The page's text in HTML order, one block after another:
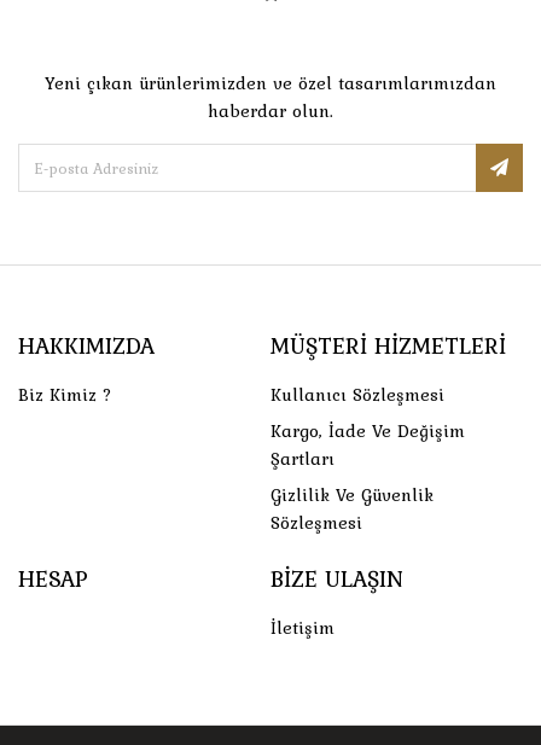
Yeni çıkan ürünlerimizden ve özel tasarımlarımızdan
haberdar olun.
HAKKIMIZDA
Biz Kimiz ?
MÜŞTERI HIZMETLERI
Kullanıcı Sözleşmesi
Kargo, İade Ve Değişim
Şartları
Gizlilik Ve Güvenlik
Sözleşmesi
HESAP BIZE ULAŞIN
İletişim